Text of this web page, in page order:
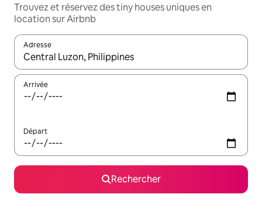
Trouvez et réservez des tiny houses uniques en
location sur Airbnb
Adresse
Lorsque les résultats s'affichent, utilisez les flèches vers le
Arrivée
Départ
Rechercher